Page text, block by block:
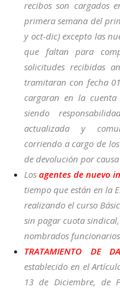
recibos son cargados
primera semana del
y oct-dic) excepto las
que faltan para
solicitudes recibidas
tramitaran con fecha
cargaran en la
siendo
actualizada y
corriendo a cargo de
de devolución por
Los agentes de nuevo
tiempo que están en la
realizando el curso
sin pagar cuota
nombrados
TRATAMIENTO DE
establecido en el
13 de Diciembre, de